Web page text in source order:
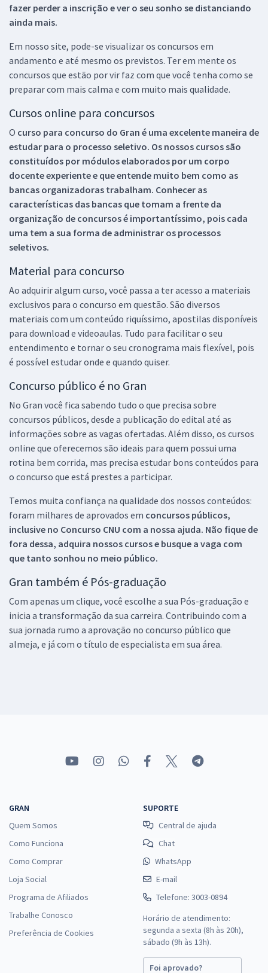
fazer perder a inscrição e ver o seu sonho se distanciando
ainda mais.
Em nosso site, pode-se visualizar os concursos em
andamento e até mesmo os previstos. Ter em mente os
concursos que estão por vir faz com que você tenha como se
preparar com mais calma e com muito mais qualidade.
Cursos online para concursos
O curso para concurso do Gran é uma excelente maneira de
estudar para o processo seletivo. Os nossos cursos são
constituídos por módulos elaborados por um corpo
docente experiente e que entende muito bem como as
bancas organizadoras trabalham. Conhecer as
características das bancas que tomam a frente da
organização de concursos é importantíssimo, pois cada
uma tem a sua forma de administrar os processos
seletivos.
Material para concurso
Ao adquirir algum curso, você passa a ter acesso a materiais
exclusivos para o concurso em questão. São diversos
materiais com um conteúdo riquíssimo, apostilas disponíveis
para download e videoaulas. Tudo para facilitar o seu
entendimento e tornar o seu cronograma mais flexível, pois
é possível estudar onde e quando quiser.
Concurso público é no Gran
No Gran você fica sabendo tudo o que precisa sobre
concursos públicos, desde a publicação do edital até as
informações sobre as vagas ofertadas. Além disso, os cursos
online que oferecemos são ideais para quem possui uma
rotina bem corrida, mas precisa estudar bons conteúdos para
o concurso que está prestes a participar.
Temos muita confiança na qualidade dos nossos conteúdos:
foram milhares de aprovados em concursos públicos,
inclusive no Concurso CNU com a nossa ajuda. Não fique de
fora dessa, adquira nossos cursos e busque a vaga com
que tanto sonhou no meio público.
Gran também é Pós-graduação
Com apenas um clique, você escolhe a sua Pós-graduação e
inicia a transformação da sua carreira. Contribuindo com a
sua jornada rumo a aprovação no concurso público que
almeja, e já com o título de especialista em sua área.
GRAN
Quem Somos
Como Funciona
Como Comprar
Loja Social
Programa de Afiliados
Trabalhe Conosco
Preferência de Cookies
SUPORTE
Central de ajuda
Chat
WhatsApp
E-mail
Telefone: 3003-0894
Horário de atendimento:
segunda a sexta (8h às 20h),
sábado (9h às 13h).
Foi aprovado?